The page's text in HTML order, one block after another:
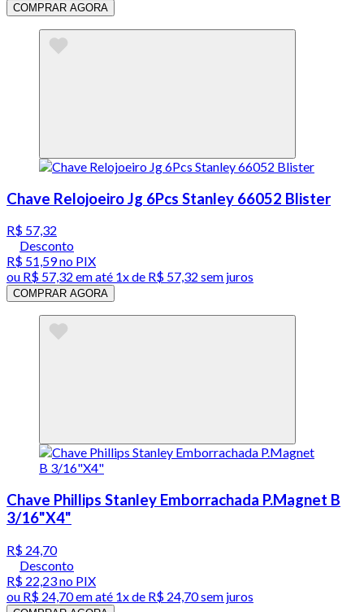
COMPRAR AGORA
Chave Relojoeiro Jg 6Pcs Stanley 66052 Blister
R$ 57,32
Desconto
R$ 51,59no PIX
ou R$ 57,32 em até 1x de R$ 57,32 sem juros
COMPRAR AGORA
Chave Phillips Stanley Emborrachada P.Magnet B
3/16"X4"
R$ 24,70
Desconto
R$ 22,23no PIX
ou R$ 24,70em até 1x de R$ 24,70sem juros